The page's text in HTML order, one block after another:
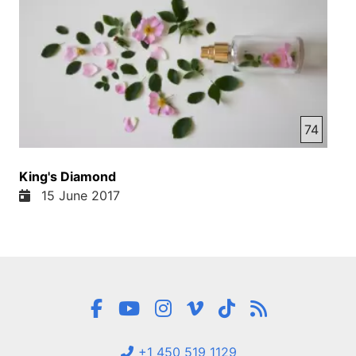
74
King's Diamond
15 June 2017
+1 450 519 1129